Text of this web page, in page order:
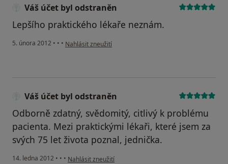
Váš účet byl odstraněn
Lepšího praktického lékaře neznám.
5. února 2012 • • • podle názoru uživatele Váš účet byl odstraněn
Nahlásit zneužití
Váš účet byl odstraněn
Odborně zdatný, svědomitý, citlivý k problému
pacienta. Mezi praktickými lékaři, které jsem za
svých 75 let života poznal, jednička.
14. ledna 2012 • • • podle názoru uživatele Váš účet byl odstraněn
Nahlásit zneužití